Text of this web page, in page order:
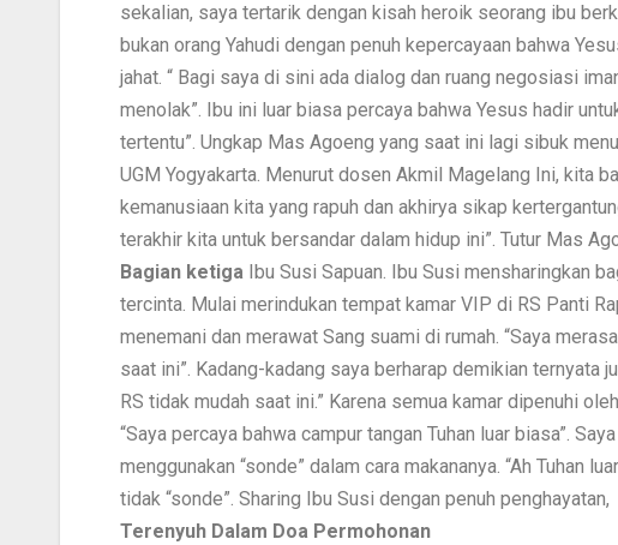
sekalian, saya tertarik dengan kisah heroik seorang ibu
bukan orang Yahudi dengan penuh kepercayaan bahwa
jahat. “ Bagi saya di sini ada dialog dan ruang negosiasi
menolak”. Ibu ini luar biasa percaya bahwa Yesus hadir
tertentu”. Ungkap Mas Agoeng yang saat ini lagi sibuk
UGM Yogyakarta. Menurut dosen Akmil Magelang Ini, kita
kemanusiaan kita yang rapuh dan akhirya sikap
terakhir kita untuk bersandar dalam hidup ini”. Tutur Mas
Bagian ketiga Ibu Susi Sapuan. Ibu Susi mensharingkan
tercinta. Mulai merindukan tempat kamar VIP di RS Panti
menemani dan merawat Sang suami di rumah. “Saya
saat ini”. Kadang-kadang saya berharap demikian ternyata
RS tidak mudah saat ini.” Karena semua kamar dipenuhi
“Saya percaya bahwa campur tangan Tuhan luar biasa”.
menggunakan “sonde” dalam cara makananya. “Ah Tuhan
tidak “sonde”. Sharing Ibu Susi dengan penuh penghayatan,
Terenyuh Dalam Doa Permohonan